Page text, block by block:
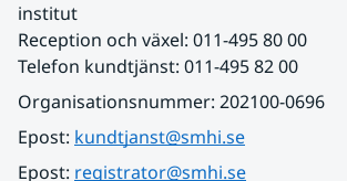
institut
Reception och växel: 011-495 80 00
Telefon kundtjänst: 011-495 82 00
Organisationsnummer: 202100-0696
Epost: kundtjanst@smhi.se
Epost: registrator@smhi.se